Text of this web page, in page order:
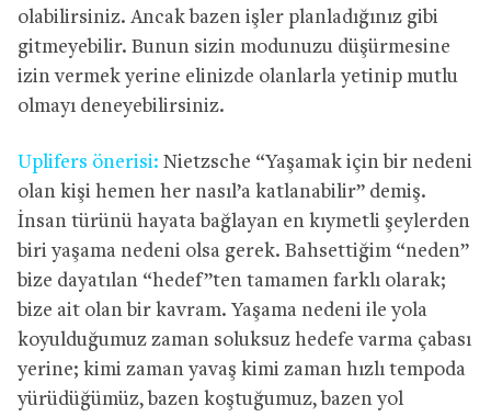
olabilirsiniz. Ancak bazen işler planladığınız gibi
gitmeyebilir. Bunun sizin modunuzu düşürmesine
izin vermek yerine elinizde olanlarla yetinip mutlu
olmayı deneyebilirsiniz.
Uplifers önerisi: Nietzsche “Yaşamak için bir nedeni
olan kişi hemen her nasıl’a katlanabilir” demiş.
İnsan türünü hayata bağlayan en kıymetli şeylerden
biri yaşama nedeni olsa gerek. Bahsettiğim “neden”
bize dayatılan “hedef”ten tamamen farklı olarak;
bize ait olan bir kavram. Yaşama nedeni ile yola
koyulduğumuz zaman soluksuz hedefe varma çabası
yerine; kimi zaman yavaş kimi zaman hızlı tempoda
yürüdüğümüz, bazen koştuğumuz, bazen yol